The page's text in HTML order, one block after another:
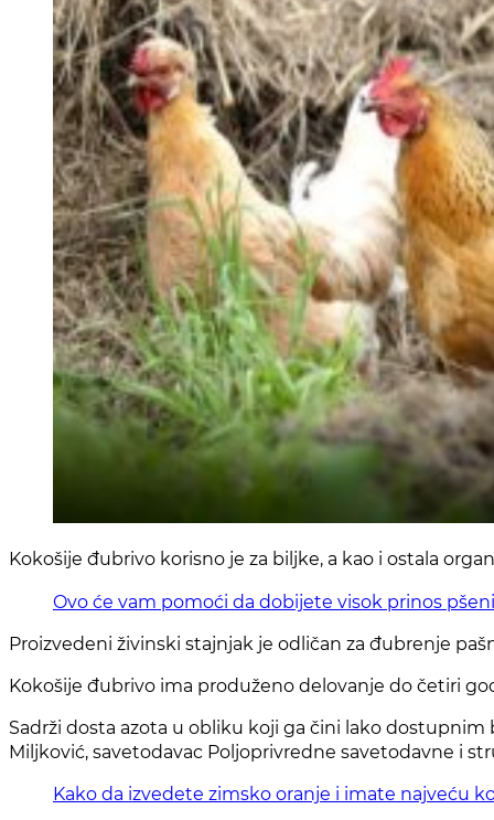
Kokošije đubrivo korisno je za biljke, a kao i ostala
Ovo će vam pomoći da dobijete visok prinos
Proizvedeni živinski stajnjak je odličan za đubrenje
Kokošije đubrivo ima produženo delovanje do četiri
Sadrži dosta azota u obliku koji ga čini lako
Miljković, savetodavac Poljoprivredne savetodavne i
Kako da izvedete zimsko oranje i imate najveću